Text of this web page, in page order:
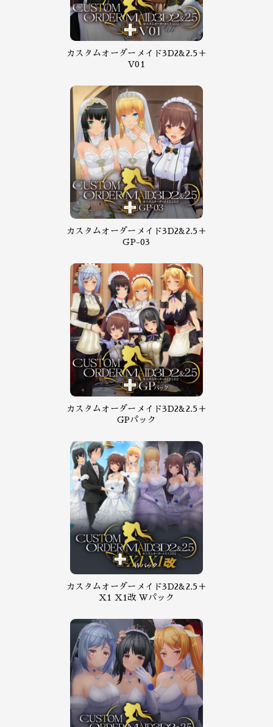
カスタムオーダーメイド3D2&2.5＋
V01
カスタムオーダーメイド3D2&2.5＋
GP-03
カスタムオーダーメイド3D2&2.5＋
GPパック
カスタムオーダーメイド3D2&2.5＋
X1 X1改 Wパック